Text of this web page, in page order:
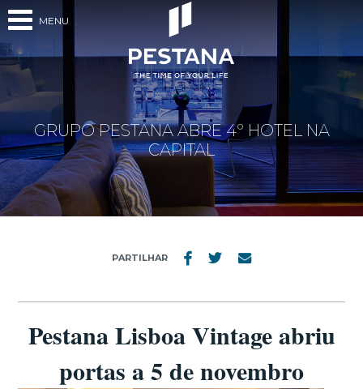
MENU
GRUPO PESTANA ABRE 4º HOTEL NA
CAPITAL
PARTILHAR
Pestana Lisboa Vintage abriu
portas a5 de novembro